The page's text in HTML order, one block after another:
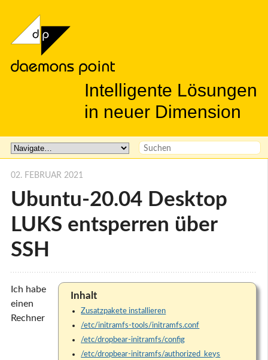
Intelligente Lösungen
in neuer Dimension
Ubuntu-20.04 Desktop
LUKS entsperren über
SSH
02. FEBRUAR 2021
Inhalt
Zusatzpakete installieren
/etc/initramfs-tools/initramfs.conf
/etc/dropbear-initramfs/config
/etc/dropbear-initramfs/authorized_keys
Ich habe
einen
Rechner